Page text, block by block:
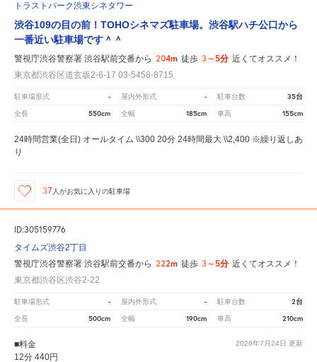
トラストパーク渋東シネタワー
渋谷109の目の前！TOHOシネマズ駐車場。渋谷駅ハチ公口から
一番近い駐車場です＾＾
警視庁渋谷警察署 渋谷駅前交番から 204m 徒歩 3～5分 近くてオススメ！
東京都渋谷区道玄坂2-6-17 03-5458-8715
駐車場形式 - 屋内外形式 - 駐車台数 35台
全長 550cm 全幅 185cm 車高 155cm
24時間営業(全日) オールタイム \\300 20分 24時間最大 \\2,400 ※繰り返しあ
り
37 人がお気に入りの駐車場
ID:305159776
タイムズ渋谷2丁目
警視庁渋谷警察署 渋谷駅前交番から 222m 徒歩 3～5分 近くてオススメ！
東京都渋谷区渋谷2-22
駐車場形式 - 屋内外形式 - 駐車台数 2台
全長 500cm 全幅 190cm 車高 210cm
2026年7月24日 更新
■料金
12分 440円